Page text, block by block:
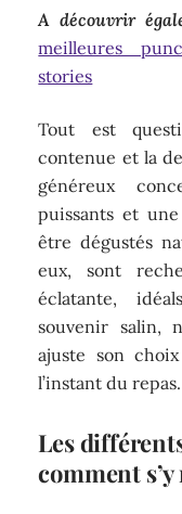
A découvrir
meilleures
stories
Tout est
contenue et la
généreux
puissants et
être dégustés
eux, sont
éclatante,
souvenir salin,
ajuste son
l’instant du repas.
Les
comment